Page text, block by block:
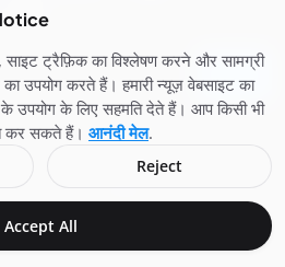
Join
Us Disclaimer
ट्रैफ़िक का विश्लेषण करने और सामग्री
उपयोग करते हैं। हमारी न्यूज़ वेबसाइट का
उपयोग के लिए सहमति देते हैं। आप किसी भी
कर सकते हैं। आनंदी मेल.
Reject
Accept All